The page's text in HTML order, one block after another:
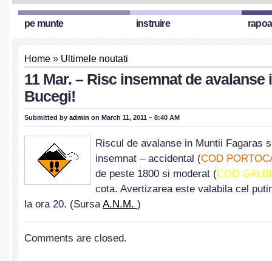
pe munte instruire
Home » Ultimele noutati
11 Mar. – Risc insemnat de avalanse
Bucegi!
Submitted by admin on March 11, 2011 – 8:40 AM
Riscul de avalanse in Muntii Fagaras
insemnat – accidental (COD
de peste 1800 si moderat (COD
cota. Avertizarea este valabila cel
la ora 20. (SursaA.N.M. )
Comments are closed.